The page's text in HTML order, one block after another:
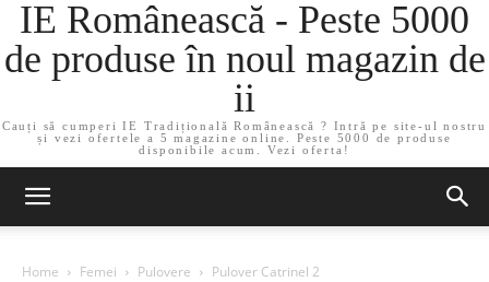
IE Românească - Peste 5000
de produse în noul magazin de
ii
Cauți să cumperi IE Tradițională Românească ? Intră pe site-ul nostru
și vezi ofertele a 5 magazine online. Peste 5000 de produse
disponibile acum. Vezi oferta!
Home Femei Pulovere Pulover Catrinel 2